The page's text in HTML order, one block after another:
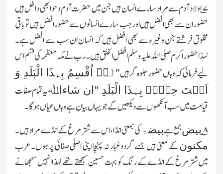
۷؎ اولاد آدم سے مراد سارے انسان ہیں جن میں حضرت آدم و حوا بھی داخل ہیں
حضور ان سے بھی افضل ہیں اور جب سارے انسانوں سے حضور افضل ہیں تو باقی
مخلوق فرشتے جن وغیرہ سے بھی افضل ہیں کہ انسان ان سب سے افضل ہے۔
لہذا حضور اکرم صلی الله علیہ وسلم افضل الخلق ہیں۔رب نے مکہ معظمہ کی قسم اس
لیے فرمائی کہ وہاں حضور جلوہ گر ہیں"لَاۤ اُقْسِمُ بِہٰذَا الْبَلَدِ وَ
اَنۡتَ حِلٌّۢ بِہٰذَا الْبَلَدِ "ان شاءاﷲیہ تمام صفات
قیامت میں سب آنکھوں سے دیکھیں گے جو یہاں بیان ہے وہاں عیاں ہوگا۔
۸؎بیضجمع ہےبیضۃ کی بمعنی انڈا،اس سے شتر مرغ کے انڈے مراد ہیں۔
مکنونکے معنی ہیں جسے گردوغبار نہ پہنچا اپنی اصلی صفائی پر ہوں۔عرب
میں شتر مرغ کے انڈے کے رنگ کو بہت حسین سمجھتے تھے لہذا انہیں سمجھانے